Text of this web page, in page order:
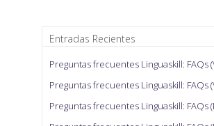
Entradas Recientes
Preguntas frecuentes Linguaskill: FAQs
Preguntas frecuentes Linguaskill: FAQs
Preguntas frecuentes Linguaskill: FAQs